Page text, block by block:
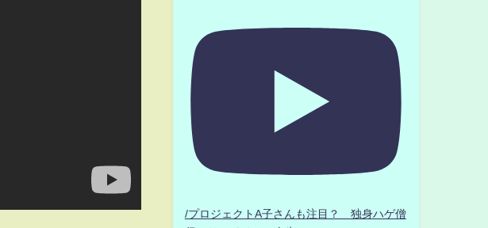
/プロジェクトA子さんも注目？ 独身ハゲ僧